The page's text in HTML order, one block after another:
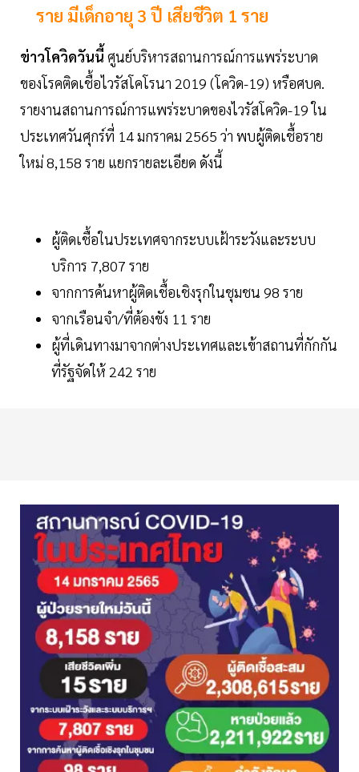
ราย มีเด็กอายุ 3 ปี เสียชีวิต 1 ราย
ข่าวโควิดวันนี้ ศูนย์บริหารสถานการณ์การแพร่ระบาด
ของโรคติดเชื้อไวรัสโคโรนา 2019 (โควิด-19) หรือศบค.
รายงานสถานการณ์การแพร่ระบาดของไวรัสโควิด-19 ใน
ประเทศวันศุกร์ที่ 14 มกราคม 2565 ว่า พบผู้ติดเชื้อราย
ใหม่ 8,158 ราย แยกรายละเอียด ดังนี้
ผู้ติดเชื้อในประเทศจากระบบเฝ้าระวังและระบบ
บริการ 7,807 ราย
จากการค้นหาผู้ติดเชื้อเชิงรุกในชุมชน 98 ราย
จากเรือนจำ/ที่ต้องขัง 11 ราย
ผู้ที่เดินทางมาจากต่างประเทศและเข้าสถานที่กักกัน
ที่รัฐจัดให้ 242 ราย